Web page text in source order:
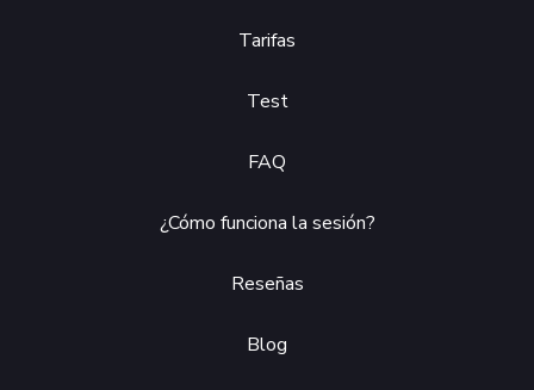
Tarifas
Test
FAQ
¿Cómo funciona la sesión?
Reseñas
Blog